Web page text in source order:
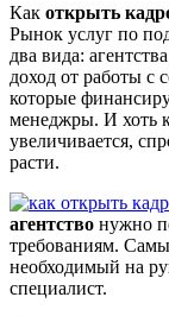
Как открыть
Рынок услуг по
два вида:
доход от работы с
которые
менеджры. И хоть
увеличивается,
расти.
агентство нужно
требованиям.
необходимый на
специалист.